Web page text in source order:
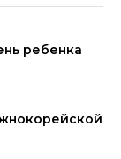
ребенка